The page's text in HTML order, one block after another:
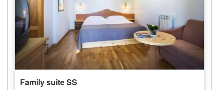
Family suite SS